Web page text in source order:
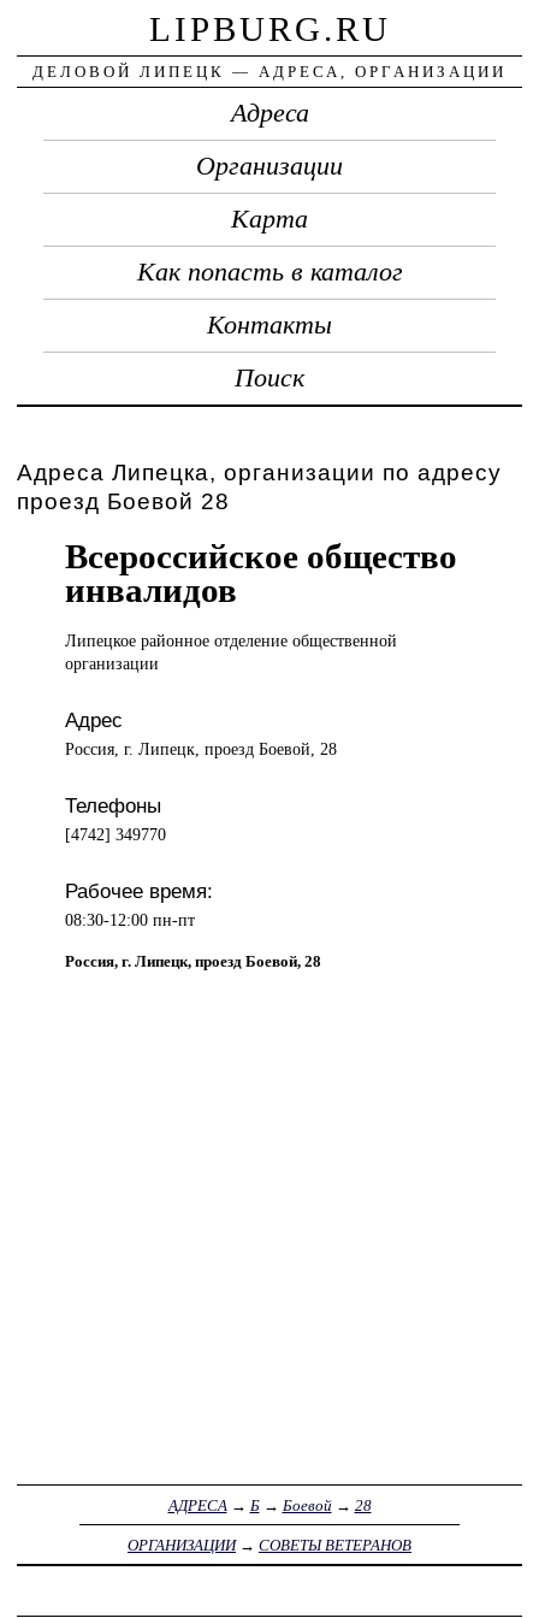
LIPBURG.RU
ДЕЛОВОЙ ЛИПЕЦК — АДРЕСА, ОРГАНИЗАЦИИ
Адреса
Организации
Карта
Как попасть в каталог
Контакты
Поиск
Адреса Липецка, организации по адресу
проезд Боевой 28
Всероссийское общество
инвалидов
Липецкое районноеотделение общественной
организации
Адрес
Россия, г. Липецк, проезд Боевой, 28
Телефоны
[4742] 349770
Рабочее время:
08:30-12:00 пн-пт
Россия, г. Липецк, проезд Боевой, 28
АДРЕСА → Б→ Боевой→ 28
ОРГАНИЗАЦИИ→ СОВЕТЫ ВЕТЕРАНОВ